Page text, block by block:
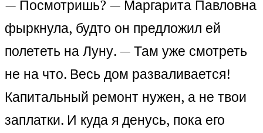
— Посмотришь? — Маргарита Павловна
фыркнула, будто он предложил ей
полететь на Луну. — Там уже смотреть
не на что. Весь дом разваливается!
Капитальный ремонт нужен, а не твои
заплатки. И куда я денусь, пока его